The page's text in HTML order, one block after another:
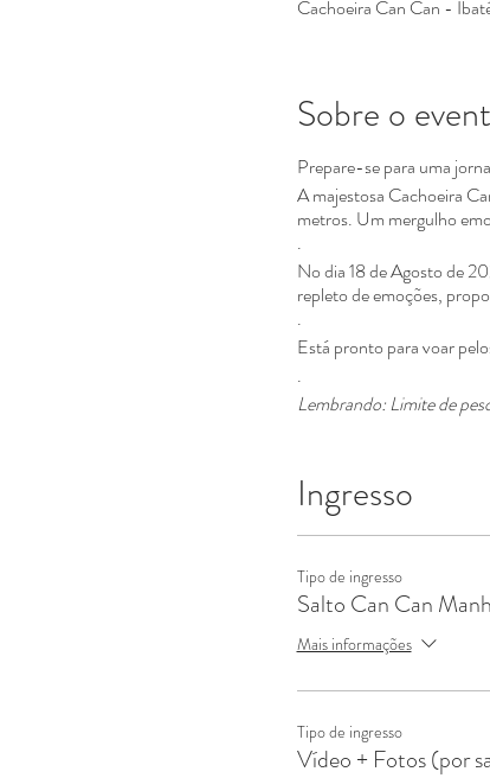
Cachoeira Can Can -
Sobre o
Prepare-se para uma
A majestosa Cachoeira
metros. Um mergulho
.
No dia 18 de Agosto de
repleto de emoções,
.
Está pronto para voar
.
Lembrando: Limite de
Ingresso
Tipo de ingresso
Salto Can Can
Mais informações
Tipo de ingresso
Vídeo + Fotos (por